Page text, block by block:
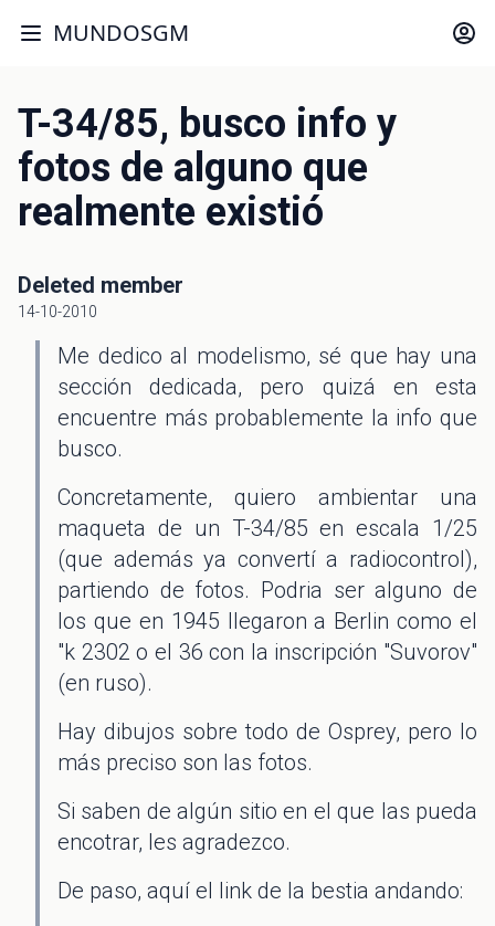
MUNDOSGM
T-34/85, busco info y
fotos de alguno que
realmente existió
Deleted member
14-10-2010
Me dedico al modelismo, sé que hay una
sección dedicada, pero quizá en esta
encuentre más probablemente la info que
busco.
Concretamente, quiero ambientar una
maqueta de un T-34/85 en escala 1/25
(que además ya convertí a radiocontrol),
partiendo de fotos. Podria ser alguno de
los que en 1945 llegaron a Berlin como el
"k 2302 o el 36 con la inscripción "Suvorov"
(en ruso).
Hay dibujos sobre todo de Osprey, pero lo
más preciso son las fotos.
Si saben de algún sitio en el que las pueda
encotrar, les agradezco.
De paso, aquí el link de la bestia andando: